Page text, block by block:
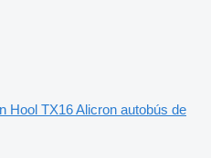
Hool TX16 Alicron autobús de